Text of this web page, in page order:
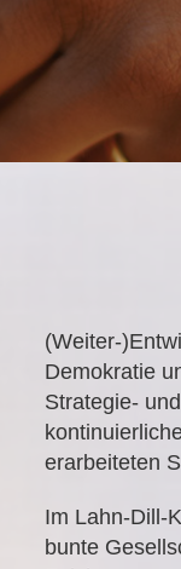
(Weiter-
Demokratie
Strategie-
erarbeiteten
Im Lahn-Dill-
bunte